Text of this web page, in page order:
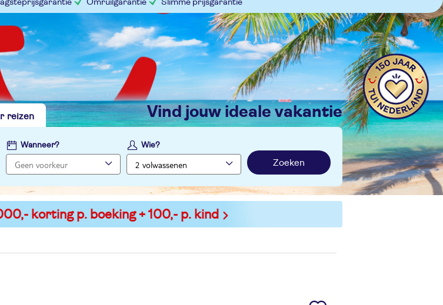
Omruilgarantie Slimme prijsgarantie
reizen vind jouw ideale vakantie
Wanneer? Wie?
Zoeken
korting p. boeking + 100,- p. kind